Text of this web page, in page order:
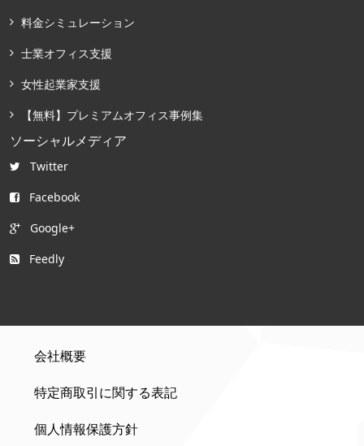
料金シミュレーション
士業オフィス支援
女性起業家支援
【無料】プレミアムオフィス事例集
ソーシャルメディア
Twitter
Facebook
Google+
Feedly
会社概要
特定商取引に関する表記
個人情報保護方針